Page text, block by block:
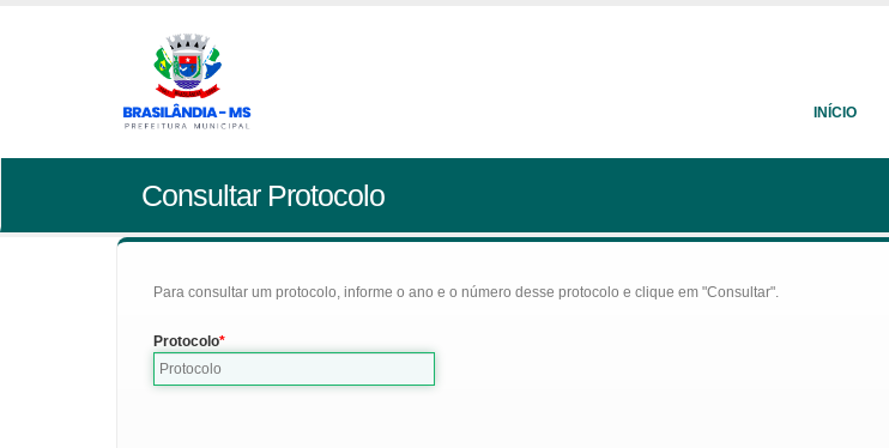
INÍCIO
Consultar Protocolo
Para consultar um protocolo, informe o ano e o número desse protocolo e clique em "Consultar".
Protocolo